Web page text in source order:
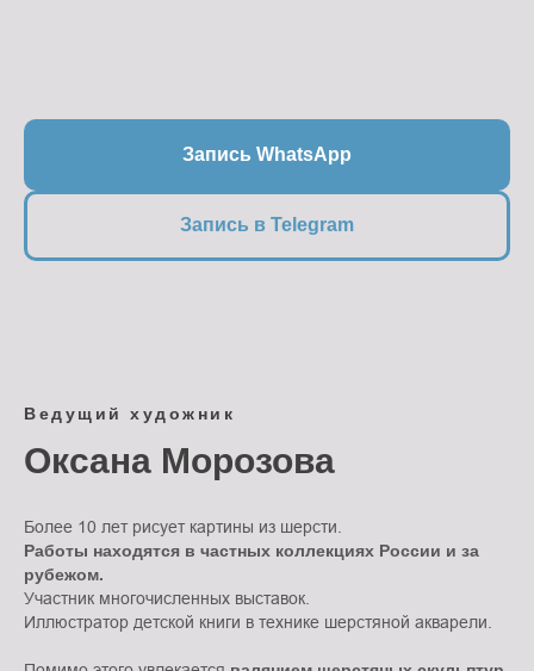
Запись WhatsApp
Запись в Telegram
Ведущий художник
Оксана Морозова
Более 10 лет рисует картины из шерсти.
Работы находятся в частных коллекциях России и за
рубежом.
Участник многочисленных выставок.
Иллюстратор детской книги в технике шерстяной акварели.